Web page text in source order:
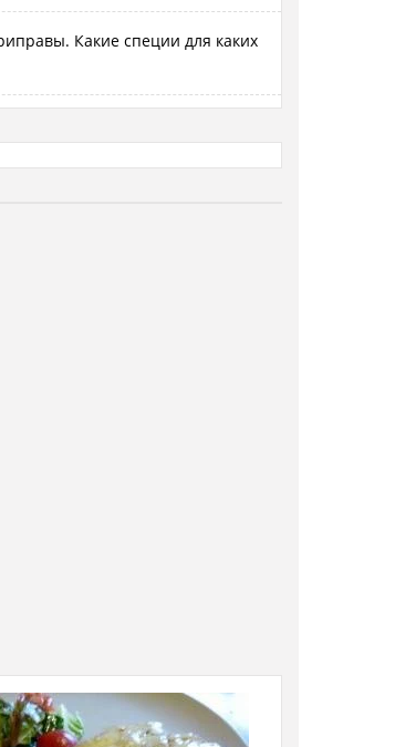
Какие специи для каких